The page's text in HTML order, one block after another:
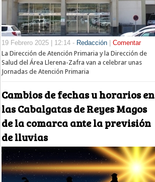
19 Febrero 2025 | 12:14 - Redacción
Comentar
La Dirección de Atención Primaria y la Dirección de
Salud del Área Llerena-Zafra van a celebrar unas
Jornadas de Atención Primaria
Cambios de fechas u horarios en
las Cabalgatas de Reyes Magos
de la comarca ante la previsión
de lluvias